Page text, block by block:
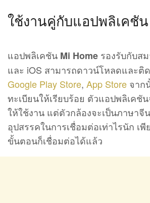
ใช้งานคู่กับแอปพลิเคชั
แอปพลิเคชัน Mi Home รองรับกับส
และ iOS สามารถดาวน์โหลดและติ
Google Play Store, App Store จาก
ทะเบียนให้เรียบร้อย ตัวแอปพลิเคชั
ให้ใช้งาน แต่ตัวกล้องจะเป็นภาษาจี
อุปสรรคในการเชื่อมต่อเท่าไรนัก เ
ขั้นตอนก็เชื่อมต่อได้แล้ว